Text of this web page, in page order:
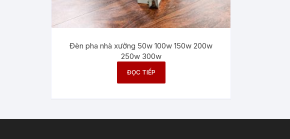
Đèn pha nhà xưởng 50w 100w 150w 200w
250w 300w
ĐỌC TIẾP